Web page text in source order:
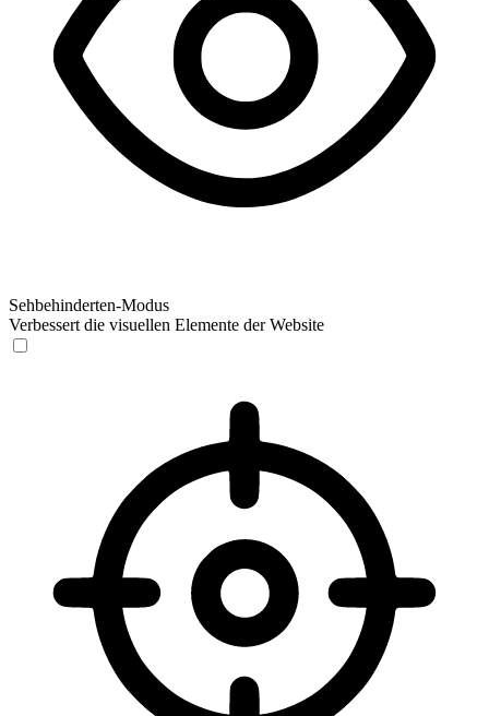
Sehbehinderten-Modus
Verbessert die visuellen Elemente der Website